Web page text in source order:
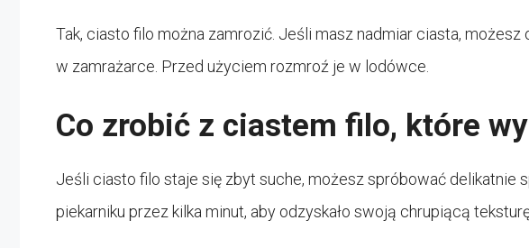
Tak, ciasto filo można zamrozić. Jeśli masz nadmiar ciasta,
w zamrażarce. Przed użyciem rozmroź je w lodówce.
Co zrobić z ciastem filo, które
Jeśli ciasto filo staje się zbyt suche, możesz spróbować delikatnie
piekarniku przez kilka minut, aby odzyskało swoją chrupiącą